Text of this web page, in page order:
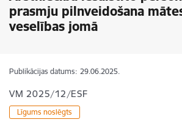
prasmju pilnveidošana
veselības jomā
Publikācijas datums: 29.06.2025.
VM 2025/12/ESF
Līgums noslēgts